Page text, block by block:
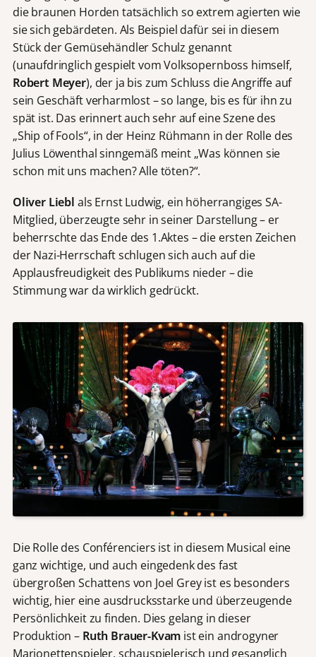
die braunen Horden tatsächlich so extrem agierten wie
sie sich gebärdeten. Als Beispiel dafür sei in diesem
Stück der Gemüsehändler Schulz genannt
(unaufdringlich gespielt vom Volksopernboss himself,
Robert Meyer), der ja bis zum Schluss die Angriffe auf
sein Geschäft verharmlost – so lange, bis es für ihn zu
spät ist. Das erinnert auch sehr auf eine Szene des
„Ship of Fools“, in der Heinz Rühmann in der Rolle des
Julius Löwenthal sinngemäß meint „Was können sie
schon mit uns machen? Alle töten?“.
Oliver Liebl als Ernst Ludwig, ein höherrangiges SA-
Mitglied, überzeugte sehr in seiner Darstellung – er
beherrschte das Ende des 1.Aktes – die ersten Zeichen
der Nazi-Herrschaft schlugen sich auch auf die
Applausfreudigkeit des Publikums nieder – die
Stimmung war da wirklich gedrückt.
Die Rolle des Conférenciers ist in diesem Musical eine
ganz wichtige, und auch eingedenk des fast
übergroßen Schattens von Joel Grey ist es besonders
wichtig, hier eine ausdrucksstarke und überzeugende
Persönlichkeit zu finden. Dies gelang in dieser
Produktion – Ruth Brauer-Kvam ist ein androgyner
Marionettenspieler, schauspielerisch und gesanglich